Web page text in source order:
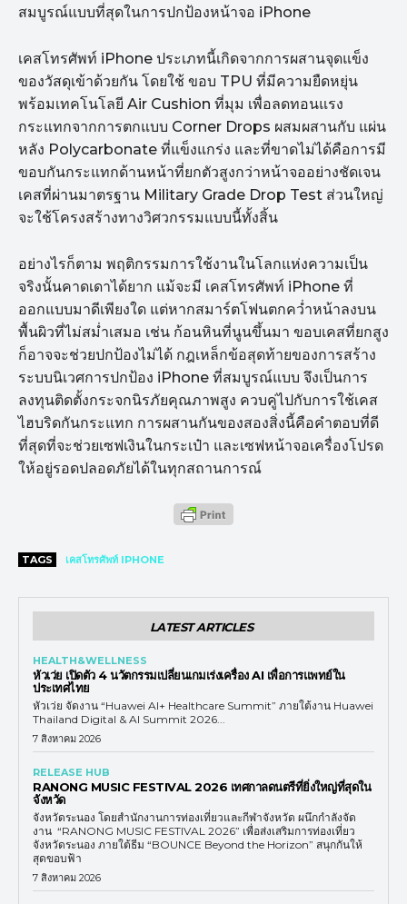
สมบูรณ์แบบที่สุดในการปกป้องหน้าจอ iPhone
เคสโทรศัพท์ iPhone ประเภทนี้เกิดจากการผสานจุดแข็ง
ของวัสดุเข้าด้วยกัน โดยใช้ ขอบ TPU ที่มีความยืดหยุ่น
พร้อมเทคโนโลยี Air Cushion ที่มุม เพื่อลดทอนแรง
กระแทกจากการตกแบบ Corner Drops ผสมผสานกับ แผ่น
หลัง Polycarbonate ที่แข็งแกร่ง และที่ขาดไม่ได้คือการมี
ขอบกันกระแทกด้านหน้าที่ยกตัวสูงกว่าหน้าจออย่างชัดเจน
เคสที่ผ่านมาตรฐาน Military Grade Drop Test ส่วนใหญ่
จะใช้โครงสร้างทางวิศวกรรมแบบนี้ทั้งสิ้น
อย่างไรก็ตาม พฤติกรรมการใช้งานในโลกแห่งความเป็น
จริงนั้นคาดเดาได้ยาก แม้จะมี เคสโทรศัพท์ iPhone ที่
ออกแบบมาดีเพียงใด แต่หากสมาร์ตโฟนตกคว่ำหน้าลงบน
พื้นผิวที่ไม่สม่ำเสมอ เช่น ก้อนหินที่นูนขึ้นมา ขอบเคสที่ยกสูง
ก็อาจจะช่วยปกป้องไม่ได้ กฎเหล็กข้อสุดท้ายของการสร้าง
ระบบนิเวศการปกป้อง iPhone ที่สมบูรณ์แบบ จึงเป็นการ
ลงทุนติดตั้งกระจกนิรภัยคุณภาพสูง ควบคู่ไปกับการใช้เคส
ไฮบริดกันกระแทก การผสานกันของสองสิ่งนี้คือคำตอบที่ดี
ที่สุดที่จะช่วยเซฟเงินในกระเป๋า และเซฟหน้าจอเครื่องโปรด
ให้อยู่รอดปลอดภัยได้ในทุกสถานการณ์
TAGS เคสโทรศัพท์ IPHONE
LATEST ARTICLES
HEALTH&WELLNESS
หัวเว่ย เปิดตัว 4 นวัตกรรมเปลี่ยนเกมเร่งเครื่อง AI เพื่อการแพทย์ใน
ประเทศไทย
หัวเว่ย จัดงาน “Huawei AI+ Healthcare Summit” ภายใต้งาน Huawei
Thailand Digital & AI Summit 2026...
7 สิงหาคม 2026
RELEASE HUB
RANONG MUSIC FESTIVAL 2026 เทศกาลดนตรีที่ยิ่งใหญ่ที่สุดใน
จังหวัด
จังหวัดระนอง โดยสำนักงานการท่องเที่ยวและกีฬาจังหวัด ผนึกกำลังจัด
งาน “RANONG MUSIC FESTIVAL 2026” เพื่อส่งเสริมการท่องเที่ยว
จังหวัดระนอง ภายใต้ธีม “BOUNCE Beyond the Horizon” สนุกกันให้
สุดขอบฟ้า
7 สิงหาคม 2026